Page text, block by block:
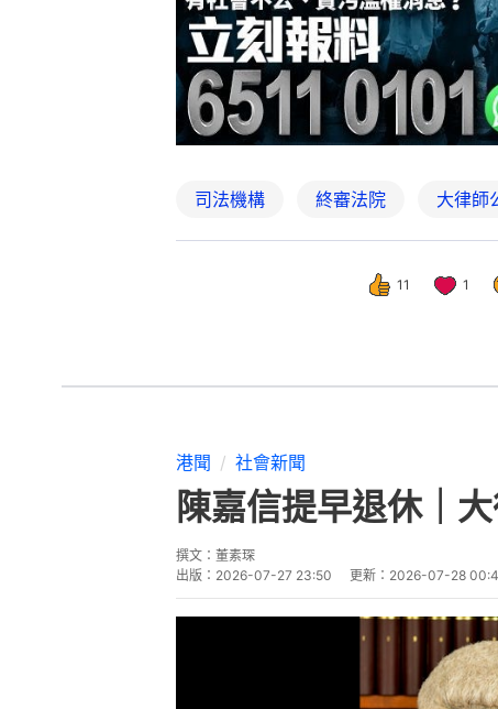
司法機構 終審法院 大律師
11 1
港聞 社會新聞
陳嘉信提早退休｜
撰文： 董素琛
出版： 2026-07-27 23:50 更新： 2026-07-28